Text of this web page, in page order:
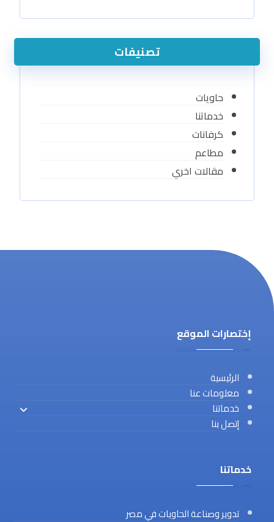
تصنيفات
حاويات
خدماتنا
كرفانات
مطاعم
مقالات اخري
إختصارات الموقع
الرئيسية
معلومات عنا
خدماتنا
إتصل بنا
خدماتنا
تدوير وصناعة الحاويات في مصر